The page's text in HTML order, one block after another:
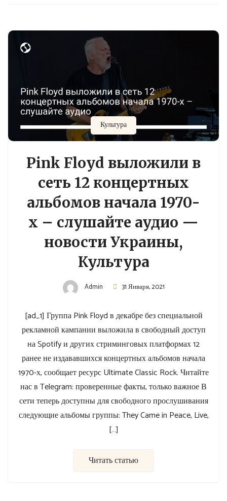
Культура
Pink Floyd выложили в
сеть 12 концертных
альбомов начала 1970-
х – слушайте аудио —
новости Украины,
Культура
Admin 31 Января, 2021
[ad_1] Группа Pink Floyd в декабре без специальной
рекламной кампании выложила в свободный доступ
на Spotify и других стриминговых платформах 12
ранее не издававшихся концертных альбомов начала
1970-х, сообщает ресурс Ultimate Classic Rock. Читайте
нас в Telegram: проверенные факты, только важное В
сети теперь доступны для свободного прослушивания
следующие альбомы группы: They Came in Peace, Live,
[…]
Читать статью